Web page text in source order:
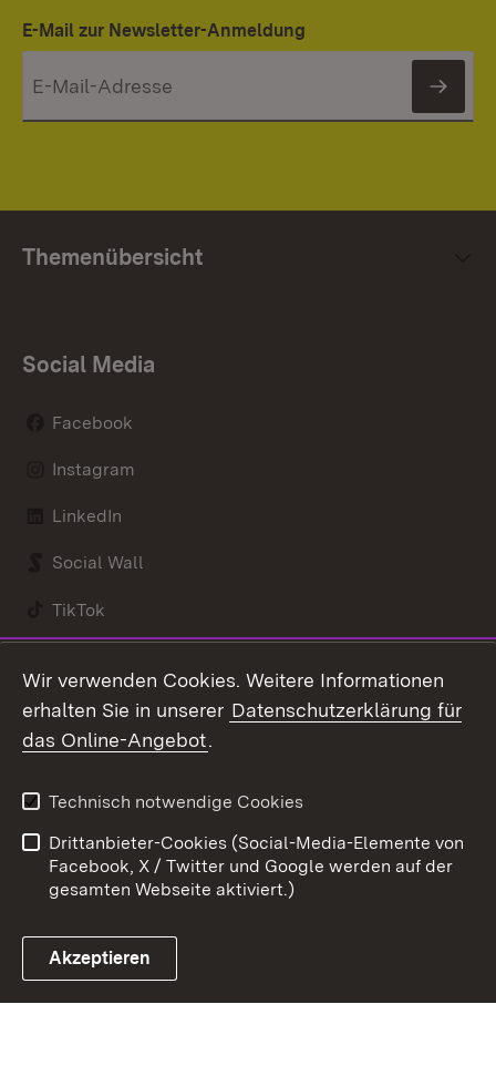
E-Mail zur Newsletter-Anmeldung
Themenübersicht
Social Media
Facebook
Instagram
LinkedIn
Social Wall
TikTok
Link zum Landesportal
Kontakt
Barrierefreiheit
Impressum
Cookies
Wir verwenden Cookies. Weitere Informationen
erhalten Sie in unserer Datenschutzerklärung für
das Online-Angebot.
Technisch notwendige Cookies
Drittanbieter-Cookies (Social-Media-Elemente von
Facebook, X / Twitter und Google werden auf der
gesamten Webseite aktiviert.)
Akzeptieren